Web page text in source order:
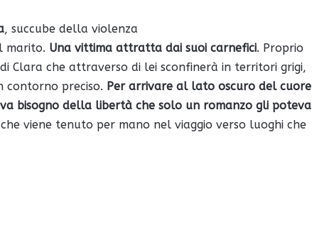
, succube della violenza
marito. Una vittima attratta dai suoi carnefici. Proprio
Clara che attraverso di lei sconfinerà in territori grigi,
contorno preciso. Per arrivare al lato oscuro del cuore
bisogno della libertà che solo un romanzo gli poteva
viene tenuto per mano nel viaggio verso luoghi che